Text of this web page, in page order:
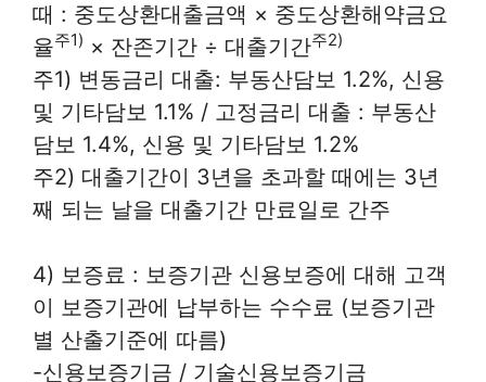
때 : 중도상환대출금액 × 중도상환해약금요
율주1) × 잔존기간 ÷ 대출기간주2)
주1) 변동금리 대출: 부동산담보 1.2%, 신용
및 기타담보 1.1% / 고정금리 대출 : 부동산
담보 1.4%, 신용 및 기타담보 1.2%
주2) 대출기간이 3년을 초과할 때에는 3년
째 되는 날을 대출기간 만료일로 간주
4) 보증료 : 보증기관 신용보증에 대해 고객
이 보증기관에 납부하는 수수료 (보증기관
별 산출기준에 따름)
-신용보증기금 / 기술신용보증기금